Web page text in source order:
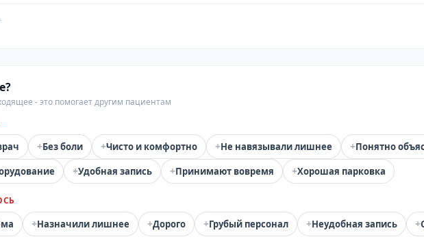
- это помогает другим пациентам
+Без боли +Чисто и комфортно +Не навязывали лишнее +Понятно
+Удобная запись +Принимают вовремя +Хорошая парковка
+Назначили лишнее +Дорого +Грубый персонал +Неудобная запись +